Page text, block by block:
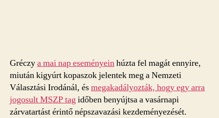
Gréczya mai nap eseményeinhúzta fel magát ennyire,
miután kigyúrt kopaszok jelentek meg a Nemzeti
Választási Irodánál, ésmegakadályozták, hogy egy arra
jogosult MSZP tagidőben benyújtsa a vasárnapi
zárvatartást érintő népszavazási kezdeményezését.